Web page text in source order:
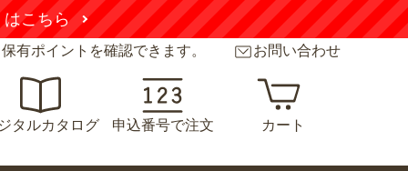
はこちら
有ポイントを確認できます。 お問い合わせ
タルカタログ 申込番号で注文 カート